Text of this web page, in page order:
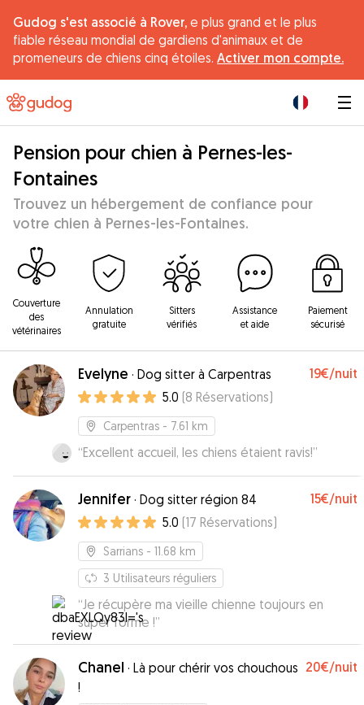
Gudog s'est associé à Rover, e plus grand et le plus
fiable réseau mondial de gardiens d'animaux et de
promeneurs de chiens cinq étoiles. Activer mon compte.
Pension pour chien à Pernes-les-
Fontaines
Trouvez un hébergement de confiance pour
votre chien à Pernes-les-Fontaines.
Couverture
des
vétérinaires
Annulation
gratuite
Sitters
vérifiés
Assistance
et aide
Paiement
sécurisé
Evelyne · Dog sitter à Carpentras 19€/nuit
5.0 (8 Réservations)
Carpentras - 7.61 km
“Excellent accueil, les chiens étaient ravis!”
Jennifer · Dog sitter région 84 15€/nuit
5.0 (17 Réservations)
Sarrians - 11.68 km
3 Utilisateurs réguliers
“Je récupère ma vieille chienne toujours en
super forme !”
Chanel · Là pour chérir vos chouchous
!
20€/nuit